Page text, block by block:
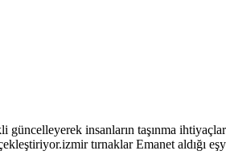
insanların taşınma
tırnaklar Emanet aldığı